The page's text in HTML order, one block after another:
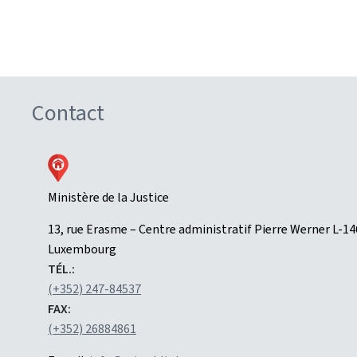
Contact
Ministère de la Justice
ADRESSE
:
13, rue Erasme – Centre administratif Pierre WernerL-
Luxembourg
TÉL.:
(+352) 247-84537
FAX:
(+352) 26884861